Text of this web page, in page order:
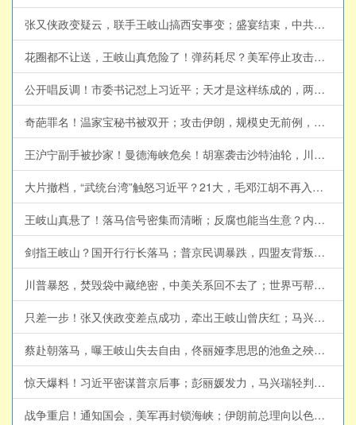
张又侠政变疑云，联手王岐山搞西安事变；盛宴结束，中共盯上这200万富人；美伊协议将有关键突破？(天亮论政第2055集 20260727)
花圈都不让送，王岐山真危险了！弹药耗尽？美军停止攻击伊朗；俄罗斯再向朝鲜征兵(天亮论政第2054集 20260726)
公开唱反调！市委书记怼上习近平；天才是这样练成的，两华人获数学界诺奖；川普又TACO？伊朗周末无战事(天亮论政第2052集 20260724)
奇葩罪名！温家宝秘书被双开；攻击伊朗，规模史无前例，英法撤离大使；江金权投靠王岐山？习永不信任的两个部门(天亮论政第2051集 20260723)
王沪宁副手被抄家！曼德海峡危矣！胡塞袭击沙特油轮，川普如何应对？(天亮论政第2050集 20260722)
大片撤档，“武统台湾”触怒习近平？21大，毛邓江胡不再入宪，习近平思想一统江湖；美国下决心，攻击伊朗隐秘核设施(天亮论政第2049集20260721)
王岐山真悬了！落马信号密集而清晰；反腐也能当生意？内鬼靠泄密发财；美伊重回谈判？乌克兰军方危机加剧(天亮论政第2048集20260720)
剑指王岐山？国开行行长落马；普京民调暴跌，四盟友背叛；美军摧毁革命卫队指挥部，小哈逃离伊朗？(天亮论政第2047集 20260719)
川普暴怒，焚毁袋中藏绝密，中美关系回不去了；世界丐帮大会，习近平成帮主；美军大规模集结，伊朗战势升级(天亮论政第2045集 20260717)
只差一步！张又侠政变差点成功，牵出王岐山曾庆红；马兴瑞落马秘闻，未对太子下死手；美国炸桥，胡塞欲锁死曼德海峡(天亮论政第2044集 20260716)
蔡赴朝落马，曝王岐山失去自由，佟丽娅李思思的池鱼之殃；习近平亲赴上海，业主苦不堪言；政治风险极高，川普考虑夺岛(天亮论政第2043集 20260715)
惊天爆料！习近平密谋普京后事；彭丽媛发力，马兴瑞轻判？川普：美军下周袭击伊朗桥梁和发电厂(天亮论政第2042集 20260714)
战争重启！通知国会，美军再封锁海峡；伊朗前总理向以色列投诚；史无前例，中共批复刺激消费5年计划(天亮论政第2041集 20260713)